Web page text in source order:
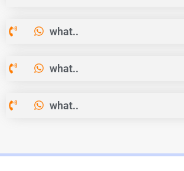
what..
what..
what..